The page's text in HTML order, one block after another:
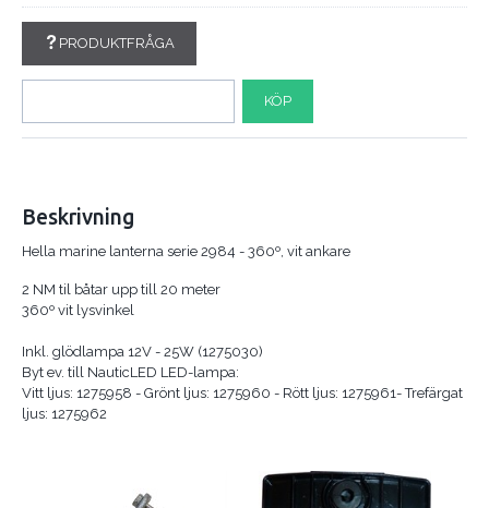
PRODUKTFRÅGA
KÖP
Beskrivning
Hella marine lanterna serie 2984 - 360º, vit ankare
2 NM til båtar upp till 20 meter
360º vit lysvinkel
Inkl. glödlampa 12V - 25W (1275030)
Byt ev. till NauticLED LED-lampa:
Vitt ljus: 1275958 - Grönt ljus: 1275960 - Rött ljus: 1275961- Trefärgat
ljus: 1275962